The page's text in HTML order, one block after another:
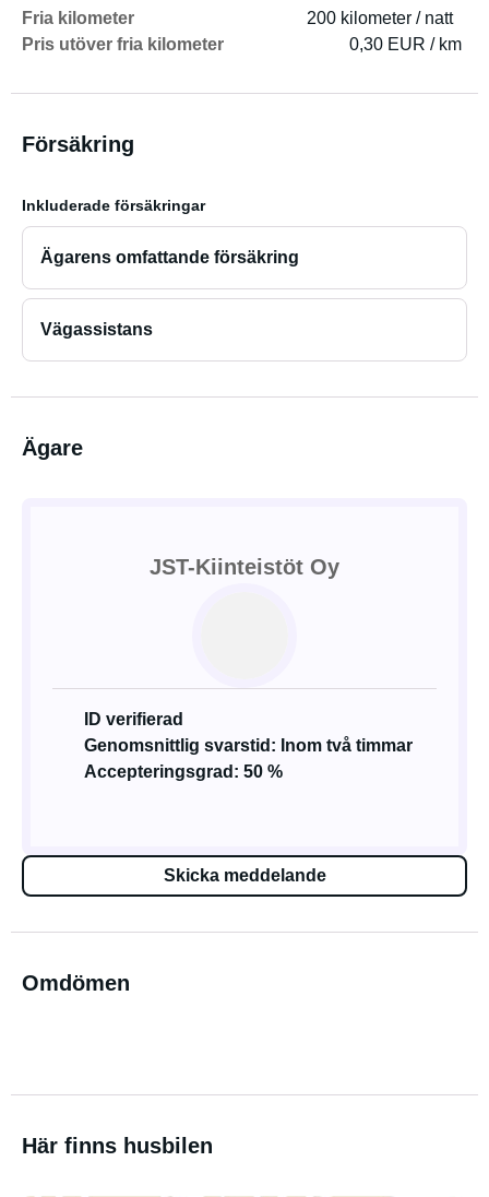
Fria kilometer
200 kilometer / natt
Pris utöver fria kilometer
0,30 EUR / km
Försäkring
Inkluderade försäkringar
Ägarens omfattande försäkring
Vägassistans
Ägare
JST-Kiinteistöt Oy
ID verifierad
Genomsnittlig svarstid: Inom två timmar
Accepteringsgrad: 50 %
Skicka meddelande
Omdömen
Här finns husbilen